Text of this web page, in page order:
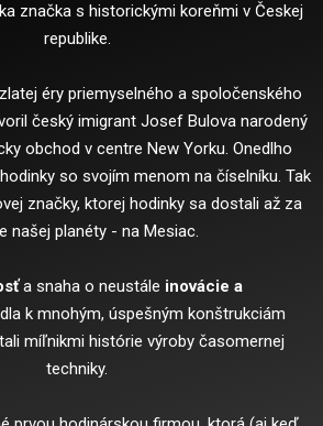
značka s historickými koreňmi v Českej
republike.
éry priemyselného a spoločenského
český imigrant Josef Bulova narodený
obchod v centre New Yorku. Onedlho
so svojím menom na číselníku. Tak
značky, ktorej hodinky sa dostali až za
našej planéty - na Mesiac.
a snaha o neustále inovácie a
k mnohým, úspešným konštrukciám
míľnikmi histórie výroby časomernej
techniky.